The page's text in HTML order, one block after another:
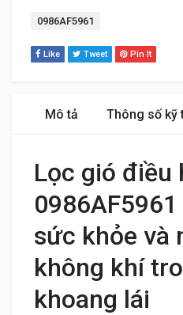
Tag:
0986AF5961
Like Tweet Pin It
Mô tả Thông số kỹ
Lọc gió điều
sức khỏe và
không khí
khoang lái